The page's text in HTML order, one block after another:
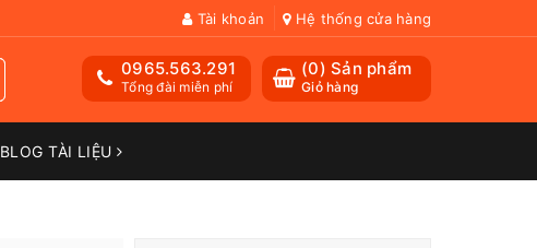
Tài khoản Hệ thống cửa hàng
(0) Sản phẩm
Giỏ hàng
0965.563.291
Tổng đài miễn phí
BLOG TÀI LIỆU